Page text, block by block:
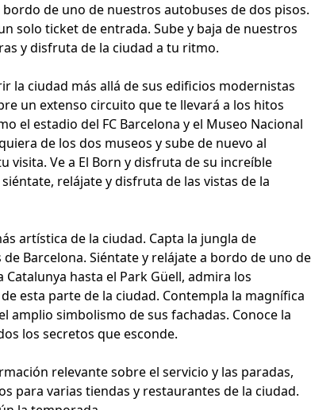
de uno de nuestros autobuses de dos pisos.
solo ticket de entrada. Sube y baja de nuestros
y disfruta de la ciudad a tu ritmo.
la ciudad más allá de sus edificios modernistas
un extenso circuito que te llevará a los hitos
el estadio del FC Barcelona y el Museo Nacional
de los dos museos y sube de nuevo al
visita. Ve a El Born y disfruta de su increíble
relájate y disfruta de las vistas de la
artística de la ciudad. Capta la jungla de
Barcelona. Siéntate y relájate a bordo de uno de
hasta el Park Güell, admira los
esta parte de la ciudad. Contempla la magnífica
amplio simbolismo de sus fachadas. Conoce la
los secretos que esconde.
relevante sobre el servicio y las paradas,
para varias tiendas y restaurantes de la ciudad.